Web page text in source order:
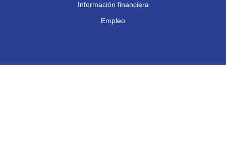
Información financiera
Empleo